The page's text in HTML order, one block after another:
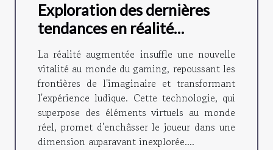
Exploration des dernières
tendances en réalité
augmentée pour le gaming
La réalité augmentée insuffle une nouvelle
vitalité au monde du gaming, repoussant les
frontières de l'imaginaire et transformant
l'expérience ludique. Cette technologie, qui
superpose des éléments virtuels au monde
réel, promet d'enchâsser le joueur dans une
dimension auparavant inexplorée....